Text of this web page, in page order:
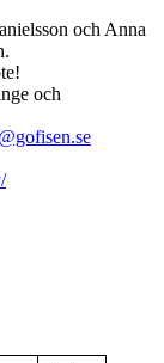
och Anna
och